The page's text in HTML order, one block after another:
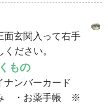
面玄関入って右手
ださい。
もの
ナンバーカード
・お薬手帳 ※